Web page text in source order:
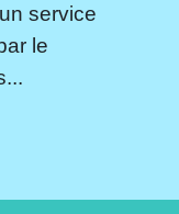
service
le